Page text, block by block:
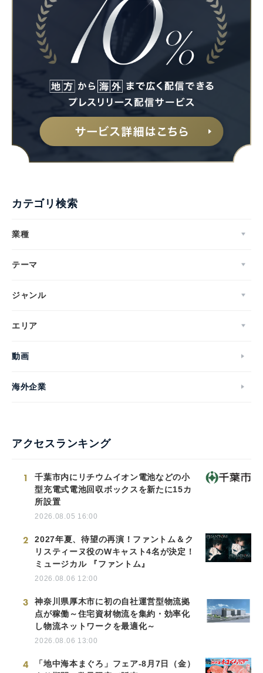
カテゴリ検索
業種
テーマ
ジャンル
エリア
動画
海外企業
アクセスランキング
1
千葉市内にリチウムイオン電池などの小
型充電式電池回収ボックスを新たに15カ
所設置
2026.08.05 16:00
2
2027年夏、待望の再演！ファントム＆ク
リスティーヌ役のWキャスト4名が決定！
ミュージカル 『ファントム』
2026.08.06 12:00
3
神奈川県厚木市に初の自社運営型物流拠
点が稼働～住宅資材物流を集約・効率化
し物流ネットワークを最適化～
2026.08.06 13:00
4
「地中海本まぐろ」フェア-8月7日（金）